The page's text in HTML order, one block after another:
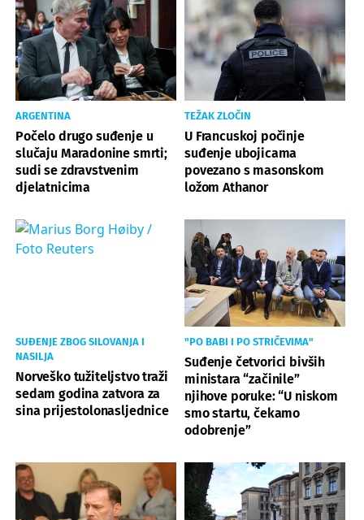
ARGENTINA
Počelo drugo suđenje u
slučaju Maradonine smrti;
sudi se zdravstvenim
djelatnicima
TEŽAK ZLOČIN
U Francuskoj počinje
suđenje ubojicama
povezano s masonskom
ložom Athanor
SUĐENJE ZBOG SILOVANJA I
NASILJA
Norveško tužiteljstvo traži
sedam godina zatvora za
sina prijestolonasljednice
"PO BABI I PO STRIČEVIMA"
Suđenje četvorici bivših
ministara “začinile”
njihove poruke: “U niskom
smo startu, čekamo
odobrenje”